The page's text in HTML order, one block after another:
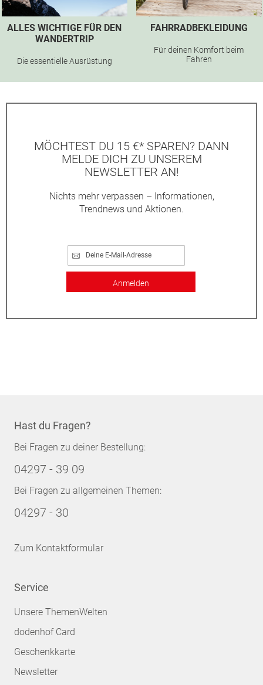
ALLES WICHTIGE FÜR DEN
WANDERTRIP
Die essentielle Ausrüstung
FAHRRADBEKLEIDUNG
Für deinen Komfort beim
Fahren
MÖCHTEST DU 15 €* SPAREN? DANN
MELDE DICH ZU UNSEREM
NEWSLETTER AN!
Nichts mehr verpassen – Informationen,
Trendnews und Aktionen.
Anmelden
Hast du Fragen?
Bei Fragen zu deiner Bestellung:
04297 - 39 09
Bei Fragen zu allgemeinen Themen:
04297 - 30
Zum Kontaktformular
Service
Unsere ThemenWelten
dodenhof Card
Geschenkkarte
Newsletter